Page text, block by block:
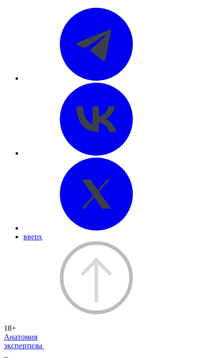
вверх
18+
Анатомия
экспертизы